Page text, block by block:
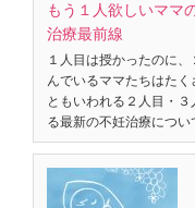
もう１人欲しいママ
治療最前線
１人目は授かったのに
んでいるママたちはた
ともいわれる２人目・
る最新の不妊治療につ